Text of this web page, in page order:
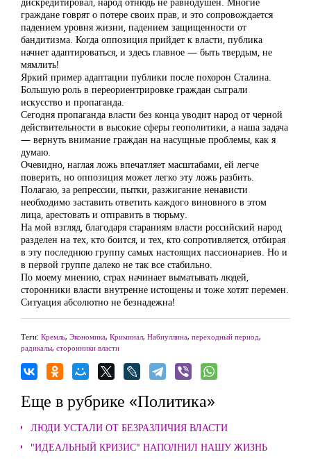
граждане говрят о потере своих прав, и это сопровождается
падением уровня жизни, падением защищенности от
бандитизма. Когда оппозиция прийдет к власти, публика
начнет адаптироваться, и здесь главное — быть твердым, не
мямлить!
Яркий пример адаптации публики после похорон Сталина.
Большую роль в переориентрировке граждан сыграли
искусство и пропаганда.
Сегодня пропаганда власти без конца уводит народ от черной
действительности в высокие сферы геополитики, а наша задача
— вернуть внимание граждан на насущные проблемы, как я
думаю.
Очевидно, наглая ложь впечатляет масштабами, ей легче
поверить, но оппозиция может легко эту ложь разбить.
Полагаю, за репрессии, пытки, разжигание ненависти
необходимо заставить ответить каждого виновного в этом
лица, арестовать и отправить в тюрьму.
На мой взгляд, благодаря стараниям власти российский народ
разделен на тех, кто боится, и тех, кто сопротивляется, отбирая
в эту последнюю группу самых настоящих пассионариев. Но и
в первой группе далеко не так все стабильно.
По моему мнению, страх начинает выматывать людей,
сторонники власти внутренне истощены и тоже хотят перемен.
Ситуация абсолютно не безнадежна!
Теги: Кремль, Экономика, Криминал, Набиуллина, переходный период,
радикалы, сторонники власти
Еще в рубрике «Политика»
ЛЮДИ УСТАЛИ ОТ БЕЗРАЗЛИЧИЯ ВЛАСТИ
"ИДЕАЛЬНЫЙ КРИЗИС" НАПОЛНИЛ НАШУ ЖИЗНЬ